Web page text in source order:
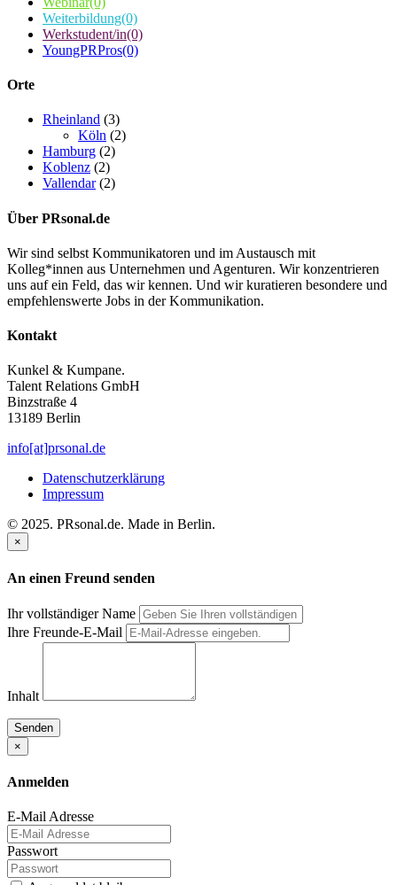
Weiterbildung(0)
Werkstudent/in(0)
YoungPRPros(0)
Orte
Rheinland (3)
Köln (2)
Hamburg (2)
Koblenz (2)
Vallendar(2)
Über PRsonal.de
Wir sind selbst Kommunikatoren und im Austausch mit
Kolleg*innen aus Unternehmen und Agenturen. Wir konzentrieren
uns auf ein Feld, das wir kennen. Und wir kuratieren besondere und
empfehlenswerte Jobs in der Kommunikation.
Kontakt
Kunkel & Kumpane.
Talent Relations GmbH
Binzstraße 4
13189 Berlin
info[at]prsonal.de
Datenschutzerklärung
Impressum
© 2025. PRsonal.de. Made in Berlin.
×
An einen Freund senden
Ihr vollständiger Name
Ihre Freunde-E-Mail
Inhalt
Senden
×
Anmelden
E-Mail Adresse
Passwort